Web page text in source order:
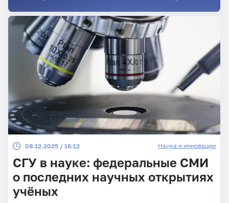
08.12.2025 / 16:12 Наука и инновации
СГУ в науке: федеральные СМИ
о последних научных открытиях
учёных